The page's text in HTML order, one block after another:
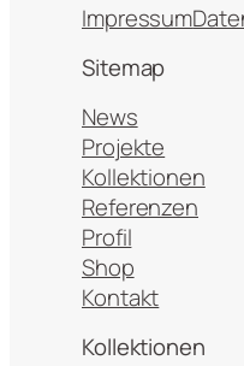
Impressum
Sitemap
News
Projekte
Kollektionen
Referenzen
Profil
Shop
Kontakt
Kollektionen